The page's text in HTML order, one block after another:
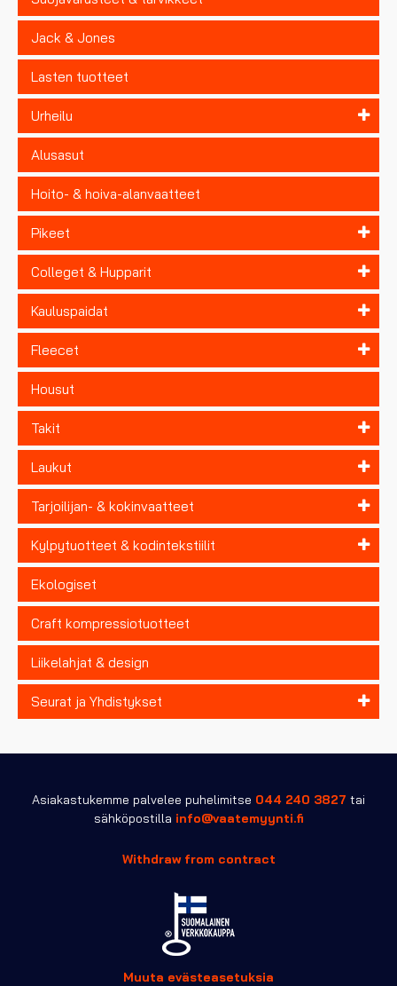
Jack & Jones
Lasten tuotteet
Urheilu
Alusasut
Hoito- & hoiva-alanvaatteet
Pikeet
Colleget & Hupparit
Kauluspaidat
Fleecet
Housut
Takit
Laukut
Tarjoilijan- & kokinvaatteet
Kylpytuotteet & kodintekstiilit
Ekologiset
Craft kompressiotuotteet
Liikelahjat & design
Seurat ja Yhdistykset
Asiakastukemme palvelee puhelimitse 044 240 3827 tai
sähköpostilla info@vaatemyynti.fi
Withdraw from contract
Muuta evästeasetuksia